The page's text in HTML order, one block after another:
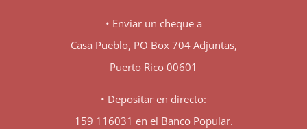
• Enviar un cheque a
Casa Pueblo, PO Box 704 Adjuntas,
Puerto Rico 00601
• Depositar en directo:
159 116031 en el Banco Popular.